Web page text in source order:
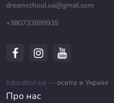
dreamschool.ua@gmail.com
+380733699935
Education.ua — освіта в Україні
Про нас